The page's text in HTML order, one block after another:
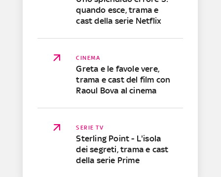
quando esce, trama e
cast della serie Netflix
CINEMA
Greta e le favole vere,
trama e cast del film con
Raoul Bova al cinema
SERIE TV
Sterling Point - L'isola
dei segreti, trama e cast
della serie Prime